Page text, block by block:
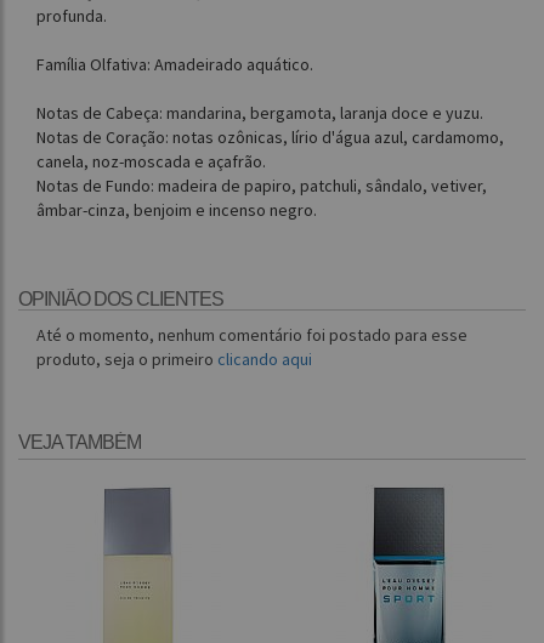
profunda.
Família Olfativa: Amadeirado aquático.
Notas de Cabeça: mandarina, bergamota, laranja doce e yuzu.
Notas de Coração: notas ozônicas, lírio d'água azul, cardamomo,
canela, noz-moscada e açafrão.
Notas de Fundo: madeira de papiro, patchuli, sândalo, vetiver,
âmbar-cinza, benjoim e incenso negro.
OPINIÃO DOS CLIENTES
Até o momento, nenhum comentário foi postado para esse
produto, seja o primeiro clicando aqui
VEJA TAMBÉM